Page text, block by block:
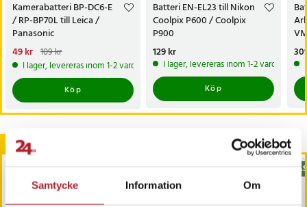
Samtycke Information Om
ERGY10CM504
ES2044
ES2045
ES2047
ES2050
ES2052
ES2054
ES2057
ES2059
ES8161
Kamerabatteri BP-DC6-E
/ RP-BP70L till Leica /
Panasonic
Nuvarande pris
49 krTidigare pris:109 kr
49 kr 109 kr
I lager, levereras inom 1-2 vardagar
Köp
Batteri EN-EL23 till Nikon
Coolpix P600 / Coolpix
P900
Pris:129 kr
129 kr
I lager, levereras inom 1-2 vardagar
Köp
Andra köpte också